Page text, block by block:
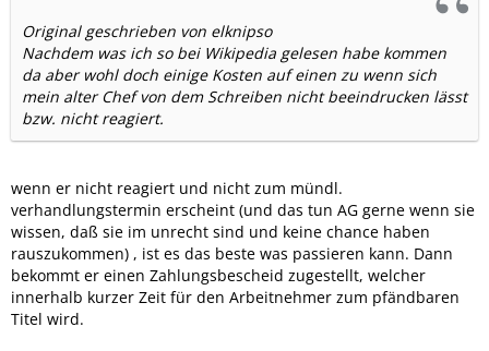
Original geschrieben von elknipso
Nachdem was ich so bei Wikipedia gelesen habe kommen
da aber wohl doch einige Kosten auf einen zu wenn sich
mein alter Chef von dem Schreiben nicht beeindrucken lässt
bzw. nicht reagiert.
wenn er nicht reagiert und nicht zum mündl.
verhandlungstermin erscheint (und das tun AG gerne wenn sie
wissen, daß sie im unrecht sind und keine chance haben
rauszukommen) , ist es das beste was passieren kann. Dann
bekommt er einen Zahlungsbescheid zugestellt, welcher
innerhalb kurzer Zeit für den Arbeitnehmer zum pfändbaren
Titel wird.